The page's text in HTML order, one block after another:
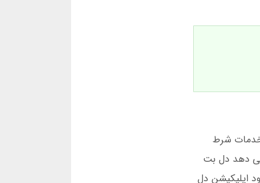
و سایر خدمات شرط
می دهد دل بت
اپلیکیشن دل